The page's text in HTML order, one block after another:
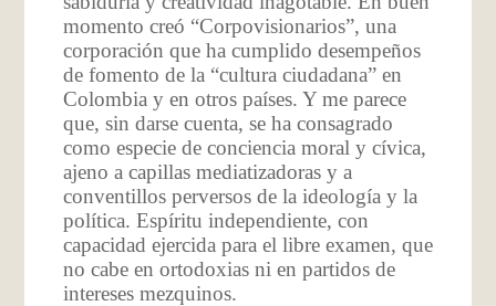
momento creó “Corpovisionarios”, una
corporación que ha cumplido desempeños
de fomento de la “cultura ciudadana” en
Colombia y en otros países. Y me parece
que, sin darse cuenta, se ha consagrado
como especie de conciencia moral y cívica,
ajeno a capillas mediatizadoras y a
conventillos perversos de la ideología y la
política. Espíritu independiente, con
capacidad ejercida para el libre examen, que
no cabe en ortodoxias ni en partidos de
intereses mezquinos.